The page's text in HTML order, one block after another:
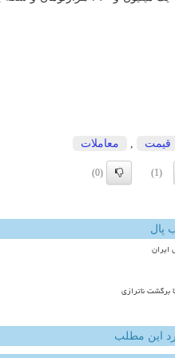
قیمت معاملات
(1)
(0)
پال
این مطلب